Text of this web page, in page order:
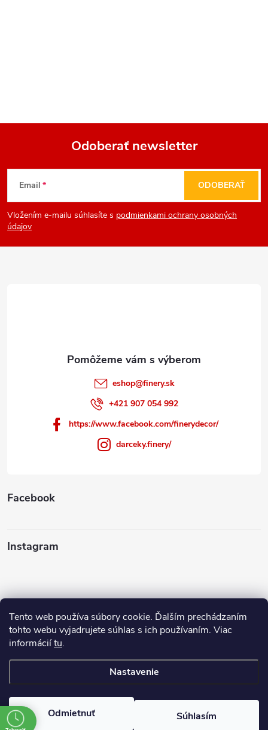
Tento web používa súbory cookie. Ďalším prechádzaním
tohto webu vyjadrujete súhlas s ich používaním. Viac
informáciítu.
Nastavenie
Odmietnuť Súhlasím
Z
á
p
Odoberať newsletter
Email
Vložením e-mailu súhlasíte s podmienkami ochrany osobných
údajov
ODOBERAŤ
eshop@finery.sk
+421 907 054 992
https://www.facebook.com/finerydecor/
darceky.finery/
Facebook
Instagram
Sledovať na Instagrame
Ako nakupovať
FINERY I darčeky. Všetky práva vyhradené.